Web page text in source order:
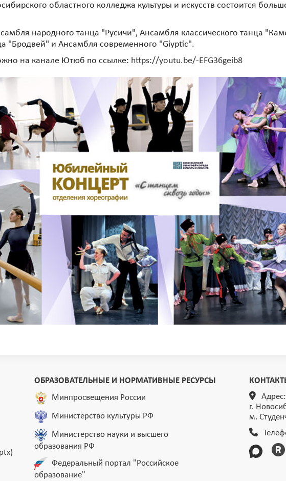
областного колледжа культуры и искусств состоится
народного танца "Русичи", Ансамбля классического танца
"Бродвей" и Ансамбля современного "Giyptic".
на канале Ютюб по ссылке: https://youtu.be/-EFG36geib8
ОБРАЗОВАТЕЛЬНЫЕ И НОРМАТИВНЫЕ РЕСУРСЫ
Минпросвещения России
Министерство культуры РФ
Министерство науки и высшего
образования РФ
Федеральный портал "Российское
образование"
г.
м.